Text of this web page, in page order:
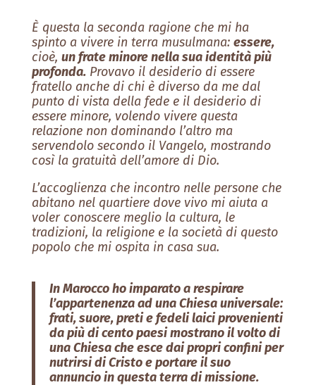
È questa la seconda ragione che mi ha
spinto a vivere in terra musulmana: essere,
cioè, un frate minore nella sua identità più
profonda.Provavo il desiderio di essere
fratello anche di chi è diverso da me dal
punto di vista della fede e il desiderio di
essere minore, volendo vivere questa
relazione non dominando l’altro ma
servendolo secondo il Vangelo, mostrando
così la gratuità dell’amore di Dio.
L’accoglienza che incontro nelle persone che
abitano nel quartiere dove vivo mi aiuta a
voler conoscere meglio la cultura, le
tradizioni, la religione e la società di questo
popolo che mi ospita in casa sua.
In Marocco ho imparato a respirare
l’appartenenza ad una Chiesa universale:
frati, suore, preti e fedeli laici provenienti
da più di cento paesi mostrano il volto di
una Chiesa che esce dai propri confini per
nutrirsi di Cristo e portare il suo
annuncio in questa terra di missione.